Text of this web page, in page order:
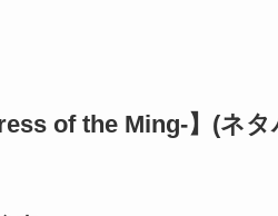
of the Ming-】(ネ